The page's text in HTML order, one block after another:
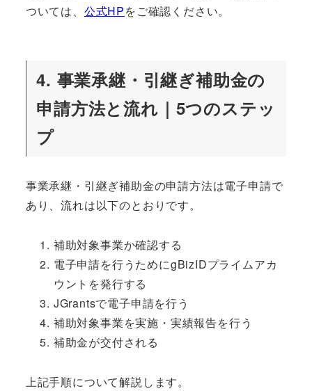
ついては、 公式HPをご確認ください。
4. 事業承継・引継ぎ補助金の
申請方法と流れ｜5つのステッ
プ
事業承継・引継ぎ補助金の申請方法は電子申請で
あり、流れは以下のとおりです。
補助対象事業か確認する
電子申請を行うためにgBizIDプライムアカ
ウントを発行する
JGrantsで電子申請を行う
補助対象事業を実施・実績報告を行う
補助金が交付される
上記手順について解説します。